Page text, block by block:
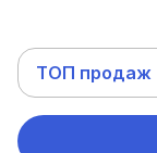
ТОП продаж